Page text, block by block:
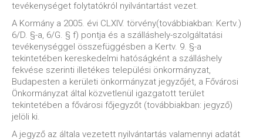
tevékenységet folytatókról nyilvántartást vezet.
A Kormány a 2005. évi CLXIV. törvény(továbbiakban: Kertv.)
6/D. §-a, 6/G. § f) pontja és a szálláshely-szolgáltatási
tevékenységgel összefüggésben a Kertv. 9. §-a
tekintetében kereskedelmi hatóságként a szálláshely
fekvése szerinti illetékes települési önkormányzat,
Budapesten a kerületi önkormányzat jegyzőjét, a Fővárosi
Önkormányzat által közvetlenül igazgatott terület
tekintetében a fővárosi főjegyzőt (továbbiakban: jegyző)
jelöli ki.
A jegyző az általa vezetett nyilvántartás valamennyi adatát